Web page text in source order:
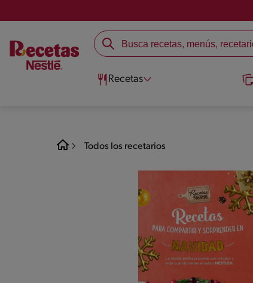
Recetas
Todos los recetarios